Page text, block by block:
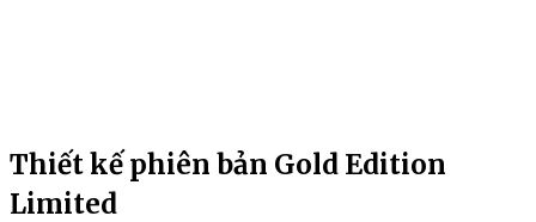
Thiết kế phiên bản Gold Edition
Limited